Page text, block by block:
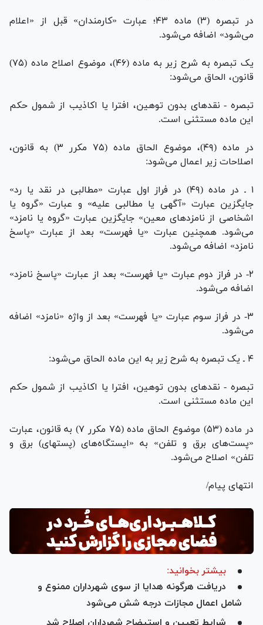
در تبصره (۳) ماده ۴۳؛ عبارت «کارمندان» قبل از «اعلام
می‌شود» اضافه می‌شود.
یک تبصره به شرح زیر به ماده (۴۶)، موضوع اصلاح ماده (۷۵)
قانون، الحاق می‌شود:
تبصره - نقد‌های بدون توهین، افترا یا اکاذیب از شمول حکم
این ماده مستثنی است.
در ماده (۴۹)، موضوع الحاق ماده (۷۵ مکرر ۳) به قانون،
اصلاحات زیر اعمال می‌شود:
۱ ـ در ماده (۴۹) در فراز اول عبارت «مطالبی در نقد یا رد»
جایگزین عبارت «آگهی یا مطالبی علیه» و عبارت «گروه یا
اشخاصی از نامزد‌های معین» جایگزین عبارت «گروه یا نامزد»
می‌شود. همچنین عبارت «یا فهرست» بعد از عبارت «پاسخ
نامزد» اضافه می‌شود.
۲- در فراز دوم عبارت «یا فهرست» بعد از عبارت «پاسخ نامزد»
اضافه می‌شود.
۳- در فراز سوم عبارت «یا فهرست» بعد از واژه «نامزد» اضافه
می‌شود.
۴ ـ یک تبصره به شرح زیر به این ماده الحاق می‌شود:
تبصره - نقد‌های بدون توهین، افترا یا اکاذیب از شمول حکم
این ماده مستثنی است.
در ماده (۵۳) موضوع الحاق ماده (۷۵ مکرر ۷) به قانون، عبارت
«پست‌های برق و تلفن» به «ایستگاه‌های (پستهای) برق و
تلفن» اصلاح می‌شود.
انتهای پیام/
بیشتر بخوانید:
دریافت هرگونه هدایا از سوی شهرداران ممنوع و
شامل اعمال مجازات درجه شش می‌شود
شرایط تعیین و استیضاح شهرداران اصلاح شد